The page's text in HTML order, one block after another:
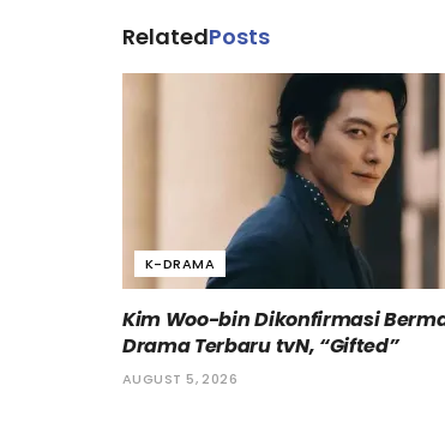
RelatedPosts
K-DRAMA
Kim Woo-bin Dikonfirmasi
Drama Terbaru tvN, “Gifted”
AUGUST 5, 2026